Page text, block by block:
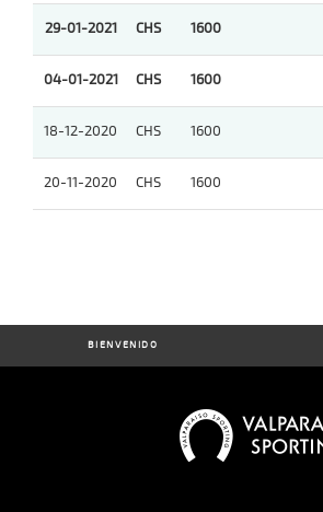
29-01-2021 CHS 1600
04-01-2021 CHS 1600
18-12-2020 CHS 1600
20-11-2020 CHS 1600
BIENVENIDO